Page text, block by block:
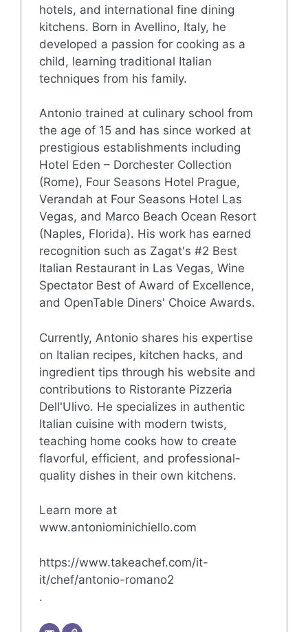
hotels, and international fine dining
kitchens. Born in Avellino, Italy, he
developed a passion for cooking as a
child, learning traditional Italian
techniques from his family.
Antonio trained at culinary school from
the age of 15 and has since worked at
prestigious establishments including
Hotel Eden – Dorchester Collection
(Rome), Four Seasons Hotel Prague,
Verandah at Four Seasons Hotel Las
Vegas, and Marco Beach Ocean Resort
(Naples, Florida). His work has earned
recognition such as Zagat's #2 Best
Italian Restaurant in Las Vegas, Wine
Spectator Best of Award of Excellence,
and OpenTable Diners' Choice Awards.
Currently, Antonio shares his expertise
on Italian recipes, kitchen hacks, and
ingredient tips through his website and
contributions to Ristorante Pizzeria
Dell'Ulivo. He specializes in authentic
Italian cuisine with modern twists,
teaching home cooks how to create
flavorful, efficient, and professional-
quality dishes in their own kitchens.
Learn more at
www.antoniominichiello.com
https://www.takeachef.com/it-
it/chef/antonio-romano2
.